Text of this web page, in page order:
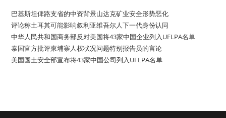
巴基斯坦俾路支省的中资背景山达克矿业安全形势恶化
评论称土耳其可能影响叙利亚维吾尔人下一代身份认同
中华人民共和国商务部反对美国将43家中国企业列入UFLPA名单
泰国官方批评柬埔寨人权状况问题特别报告员的言论
美国国土安全部宣布将43家中国公司列入UFLPA名单